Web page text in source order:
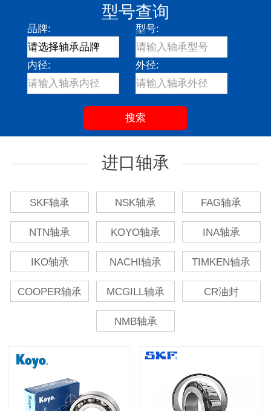
型号查询
品牌: 型号:
内径: 外径:
进口轴承
SKF轴承 NSK轴承 FAG轴承
NTN轴承 KOYO轴承 INA轴承
IKO轴承 NACHI轴承 TIMKEN轴承
COOPER轴承 MCGILL轴承 CR油封
NMB轴承